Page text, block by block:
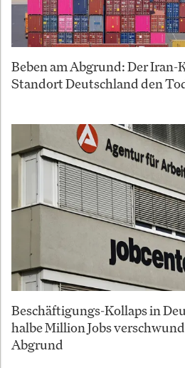
Beben am Abgrund: Der Iran-
Standort Deutschland den
Beschäftigungs-Kollaps in
halbe Million Jobs
Abgrund